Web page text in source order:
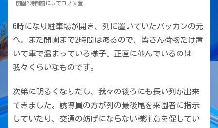
開園2時間前にしてコノ位置
6時になり駐車場が開き、列に置いていたバッカンの元
へ。まだ開園まで2時間はあるので、皆さん荷物だけ置
いて車で温まっている様子。正直に並んでいるのは
我々くらいなものです。
次第に明るくなりだし、我々の後ろにも長い列が出来
てきました。誘導員の方が列の最後尾を来園者に指示
していたり、交通の妨げにならない様注意を促してい